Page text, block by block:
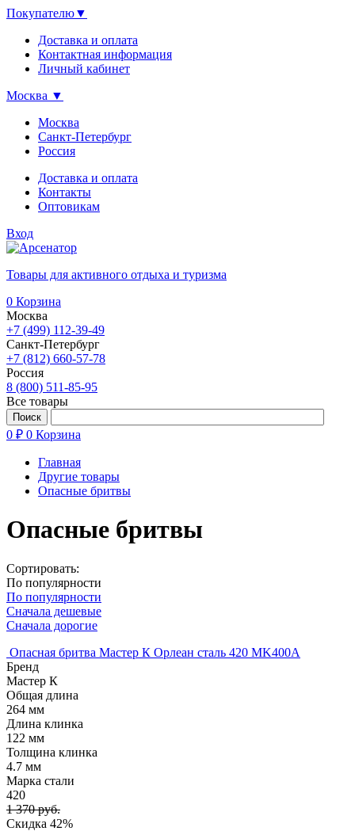
Покупателю▼
Доставка и оплата
Контактная информация
Личный кабинет
Москва ▼
Москва
Санкт-Петербург
Россия
Доставка и оплата
Контакты
Оптовикам
Вход
Товары для активного отдыха и туризма
0 Корзина
Москва
+7 (499) 112-39-49
Санкт-Петербург
+7 (812) 660-57-78
Россия
8 (800) 511-85-95
Все товары
0 ₽ 0 Корзина
Главная
Другие товары
Опасные бритвы
Опасные бритвы
Сортировать:
По популярности
По популярности
Сначала дешевые
Сначала дорогие
Опасная бритва Мастер К Орлеан сталь 420 MK400A
Бренд
Мастер К
Общая длина
264 мм
Длина клинка
122 мм
Толщина клинка
4.7 мм
Марка стали
420
1 370 руб.
Скидка 42%